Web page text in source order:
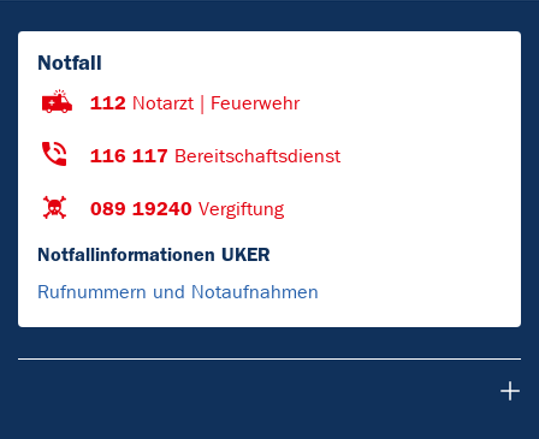
Notfall
112 Notarzt | Feuerwehr
116 117 Bereitschaftsdienst
089 19240 Vergiftung
Notfallinformationen UKER
Rufnummern und Notaufnahmen